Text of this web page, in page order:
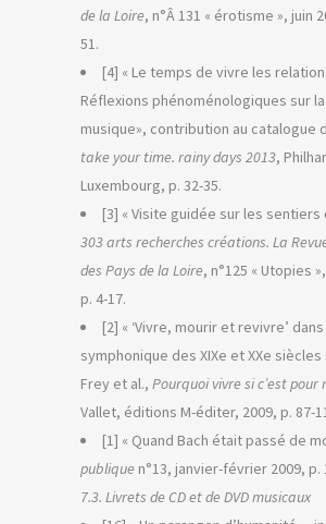
de la Loire, n°Â 131 « érotisme », juin
51.
[4] « Le temps de vivre les
Réflexions phénoménologiques sur
musique», contribution au catalogue
take your time. rainy days 2013,
Luxembourg, p. 32-35.
[3] « Visite guidée sur les sentiers
303 arts recherches créations. La
des Pays de la Loire, n°125 « Utopies
p. 4-17.
[2] « ‘Vivre, mourir et revivre’
symphonique des XIXe et XXe siècles
Frey et al., Pourquoi vivre si c’est pour
Vallet, éditions M-éditer, 2009, p. 87-
[1] « Quand Bach était passé de
publique n°13, janvier-février 2009, p.
7.3. Livrets de CD et de DVD musicaux